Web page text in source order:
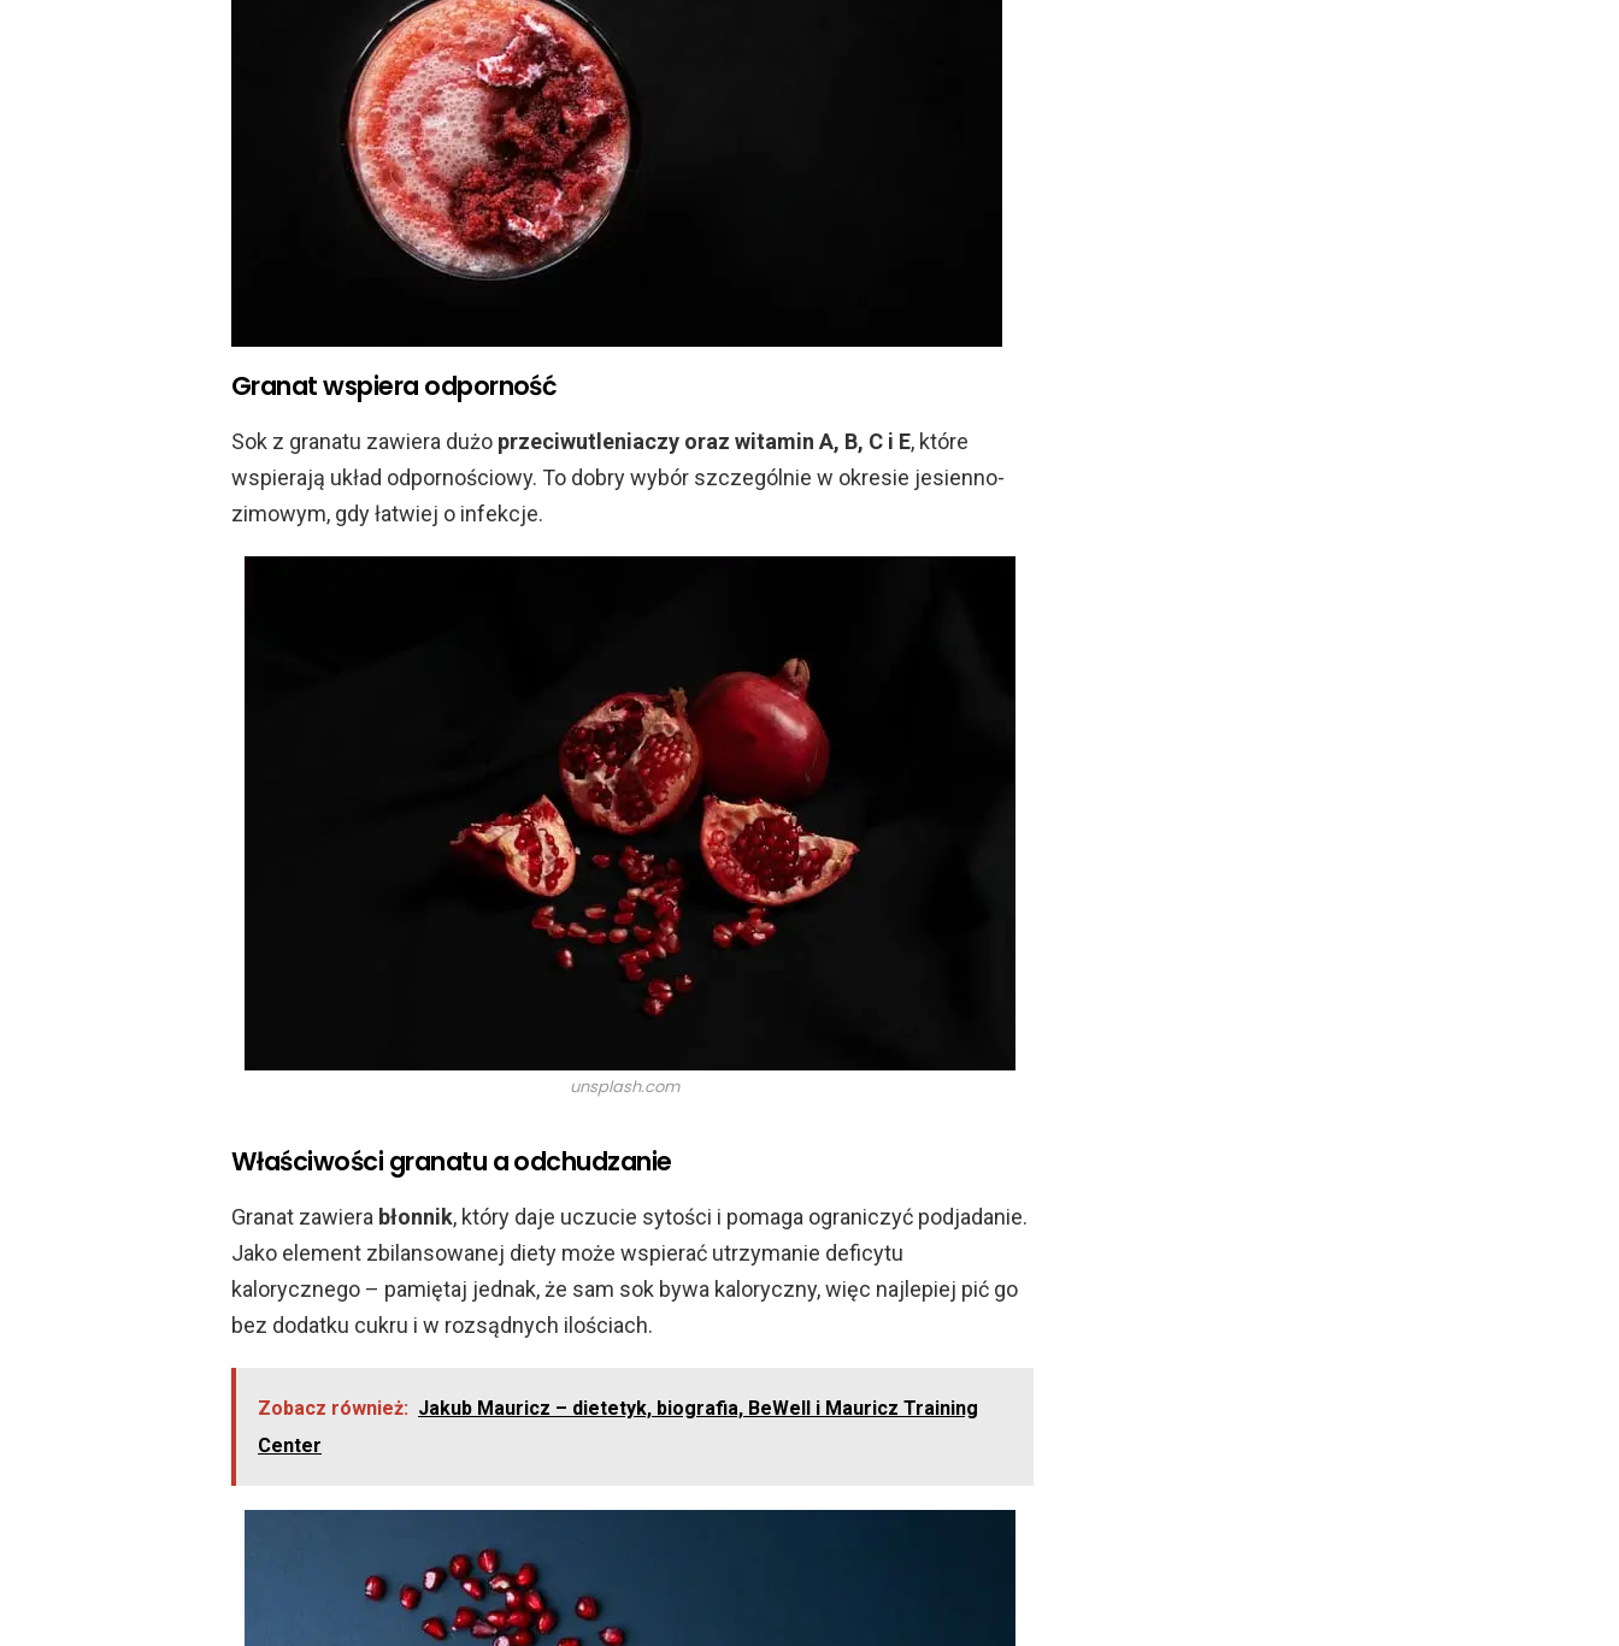
Granat wspiera odporność
Sok z granatu zawiera dużo przeciwutleniaczy oraz witamin A, B, C i E, które
wspierają układ odpornościowy. To dobry wybór szczególnie w okresie jesienno-
zimowym, gdy łatwiej o infekcje.
unsplash.com
Właściwości granatu a odchudzanie
Granat zawiera błonnik, który daje uczucie sytości i pomaga ograniczyć podjadanie.
Jako element zbilansowanej diety może wspierać utrzymanie deficytu
kalorycznego – pamiętaj jednak, że sam sok bywa kaloryczny, więc najlepiej pić go
bez dodatku cukru i w rozsądnych ilościach.
Zobacz również: Jakub Mauricz – dietetyk, biografia, BeWell i Mauricz Training
Center